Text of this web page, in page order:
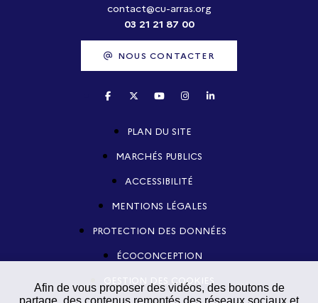
Afin de vous proposer des vidéos, des boutons de
partage, des contenus remontés des réseaux sociaux et
contact@cu-arras.org
03 21 21 87 00
NOUS CONTACTER
PLAN DU SITE
MARCHÉS PUBLICS
ACCESSIBILITÉ
MENTIONS LÉGALES
PROTECTION DES DONNÉES
ÉCOCONCEPTION
GESTION DES COOKIES